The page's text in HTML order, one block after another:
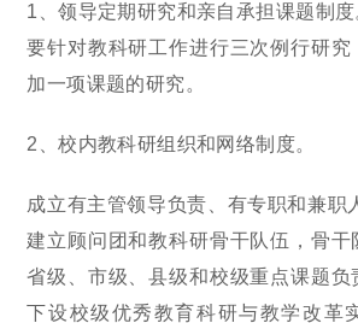
1、领导定期研究和亲自承担课题制
要针对教科研工作进行三次例行研究
加一项课题的研究。
2、校内教科研组织和网络制度。
成立有主管领导负责、有专职和兼职
建立顾问团和教科研骨干队伍，骨干
省级、市级、县级和校级重点课题负
下设校级优秀教育科研与教学改革